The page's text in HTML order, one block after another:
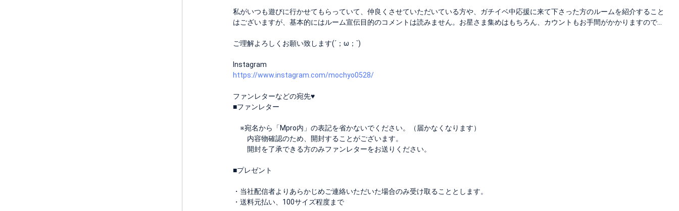
私がいつも遊びに行かせてもらっていて、仲良くさせていただいている方や、ガチイベ中応援に来て下さった方のルームを紹介すること
はございますが、基本的にはルーム宣伝目的のコメントは読みません。お星さま集めはもちろん、カウントもお手間がかかりますので…
ご理解よろしくお願い致します(´；ω；`)
Instagram
https://www.instagram.com/mochyo0528/
ファンレターなどの宛先♥️
■ファンレター
※宛名から「Mpro内」の表記を省かないでください。（届かなくなります）
内容物確認のため、開封することがございます。
開封を了承できる方のみファンレターをお送りください。
■プレゼント
・当社配信者よりあらかじめご連絡いただいた場合のみ受け取ることとします。
・送料元払い、100サイズ程度まで